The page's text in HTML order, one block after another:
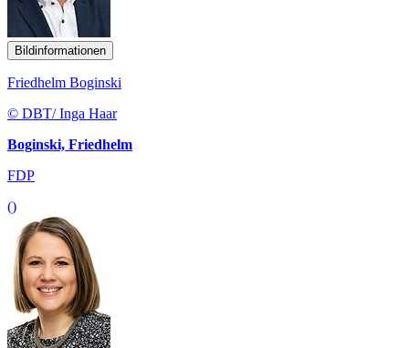
Bildinformationen
Friedhelm Boginski
© DBT/ Inga Haar
Boginski, Friedhelm
FDP
()